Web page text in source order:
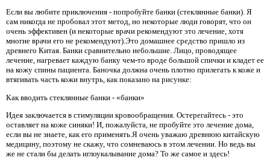
Если вы любите приключения - попробуйте банки (стеклянные банки). Я
сам никогда не пробовал этот метод, но некоторые люди говорят, что он
очень эффективен (и некоторые врачи рекомендуют это лечение, хотя
многие врачи его не рекомендуют).Это домашнее средство пришло из
древнего Китая. Банки сравнительно небольшие. Лицо, проводящее
лечение, нагревает каждую банку чем-то вроде большой спички и кладет ее
на кожу спины пациента. Баночка должна очень плотно прилегать к коже и
втягивать часть кожи внутрь, как показано на рисунке:
Как вводить стеклянные банки - «банки»
Идея заключается в стимуляции кровообращения. Остерегайтесь - это
оставляет на коже синяки! И, пожалуйста, не пробуйте это лечение дома,
если вы не знаете, как его применять.Я очень уважаю древнюю китайскую
медицину, поэтому не скажу, что сомневаюсь в этом лечении. Но ведь вы
же не стали бы делать иглоукалывание дома? То же самое и здесь!